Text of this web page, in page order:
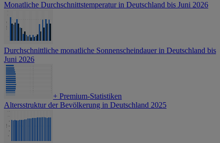
Monatliche Durchschnittstemperatur in Deutschland bis Juni 2026
Durchschnittliche monatliche Sonnenscheindauer in Deutschland bis
Juni 2026
+ Premium-Statistiken
Altersstruktur der Bevölkerung in Deutschland 2025